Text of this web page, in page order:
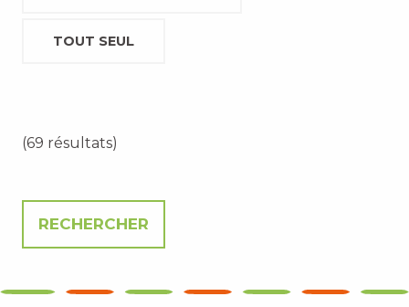
TOUT SEUL
(69 résultats)